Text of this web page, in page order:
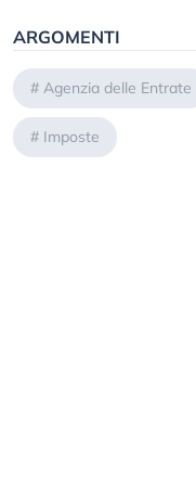
ARGOMENTI
# Agenzia delle Entrate
# Imposte